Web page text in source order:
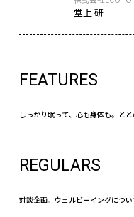
堂上 研
FEATURES
しっかり眠って、心も身体も。とと
REGULARS
対談企画。ウェルビーイングについ